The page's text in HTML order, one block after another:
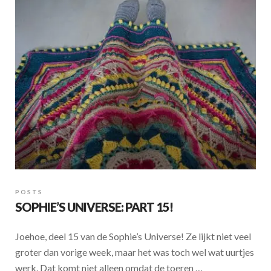
POSTS
SOPHIE’S UNIVERSE: PART 15!
Joehoe, deel 15 van de Sophie’s Universe! Ze lijkt niet veel
groter dan vorige week, maar het was toch wel wat uurtjes
werk. Dat komt niet alleen omdat de toeren …